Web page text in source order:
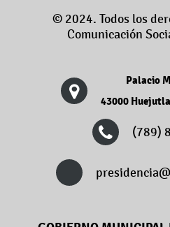
© 2024. Todos los
Comunicación
Palacio
43000
(789)